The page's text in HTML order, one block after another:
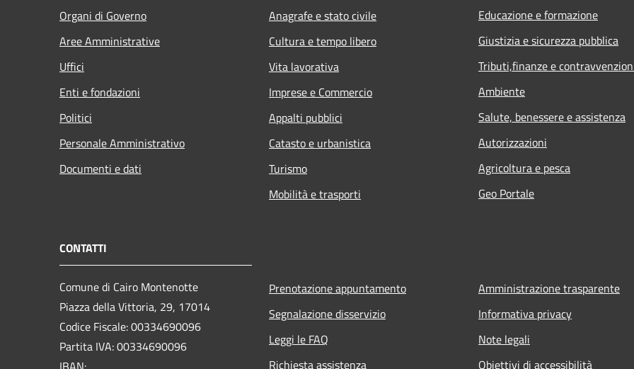
Organi di Governo
Aree Amministrative
Uffici
Enti e fondazioni
Politici
Personale Amministrativo
Documenti e dati
Anagrafe e stato civile
Cultura e tempo libero
Vita lavorativa
Imprese e Commercio
Appalti pubblici
Catasto e urbanistica
Turismo
Mobilità e trasporti
Educazione e formazione
Giustizia e sicurezza pubblica
Tributi,finanze e
Ambiente
Salute, benessere e assistenza
Autorizzazioni
Agricoltura e pesca
Geo Portale
CONTATTI
Comune di Cairo Montenotte
Piazza della Vittoria, 29, 17014
Codice Fiscale: 00334690096
Partita IVA: 00334690096
Prenotazione appuntamento
Segnalazione disservizio
Leggi le FAQ
Richiesta assistenza
Amministrazione trasparente
Informativa privacy
Note legali
Obiettivi di accessibilità